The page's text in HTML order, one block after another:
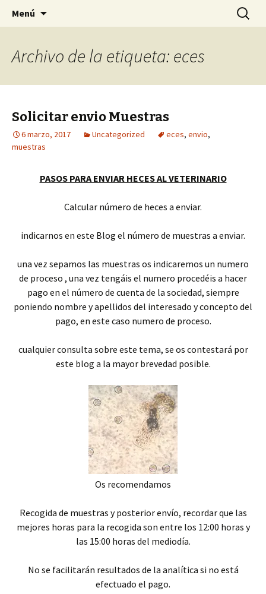
My CMS
Tu Sociedad
Menú Buscar:
Archivo de la etiqueta: eces
Solicitar envio Muestras
6 marzo, 2017 Uncategorized eces, envio,
muestras
PASOS PARA ENVIAR HECES AL VETERINARIO
Calcular número de heces a enviar.
indicarnos en este Blog el número de muestras a enviar.
una vez sepamos las muestras os indicaremos un numero
de proceso , una vez tengáis el numero procedéis a hacer
pago en el número de cuenta de la sociedad, siempre
poniendo nombre y apellidos del interesado y concepto del
pago, en este caso numero de proceso.
cualquier consulta sobre este tema, se os contestará por
este blog a la mayor brevedad posible.
Os recomendamos
Recogida de muestras y posterior envío, recordar que las
mejores horas para la recogida son entre los 12:00 horas y
las 15:00 horas del mediodía.
No se facilitarán resultados de la analítica si no está
efectuado el pago.